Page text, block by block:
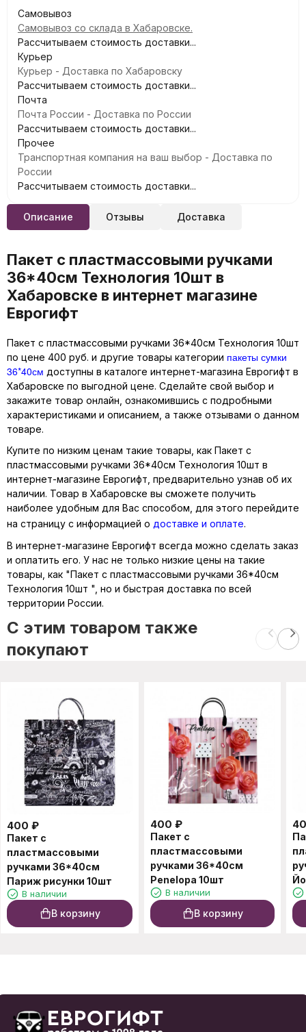
Самовывоз
Самовывоз со склада в Хабаровске.
Рассчитываем стоимость доставки...
Курьер
Курьер - Доставка по Хабаровску
Рассчитываем стоимость доставки...
Почта
Почта России - Доставка по России
Рассчитываем стоимость доставки...
Прочее
Транспортная компания на ваш выбор - Доставка по
России
Рассчитываем стоимость доставки...
Описание Отзывы Доставка
Пакет с пластмассовыми ручками
36*40см Технология 10шт в
Хабаровске в интернет магазине
Еврогифт
Пакет с пластмассовыми ручками 36*40см Технология 10шт
по цене 400 руб. и другие товары категории пакеты сумки
36*40см доступны в каталоге интернет-магазина Еврогифт в
Хабаровске по выгодной цене. Сделайте свой выбор и
закажите товар онлайн, ознакомившись с подробными
характеристиками и описанием, а также отзывами о данном
товаре.
Купите по низким ценам такие товары, как Пакет с
пластмассовыми ручками 36*40см Технология 10шт в
интернет-магазине Еврогифт, предварительно узнав об их
наличии. Товар в Хабаровске вы сможете получить
наиболее удобным для Вас способом, для этого перейдите
на страницу с информацией о доставке и оплате.
В интернет-магазине Еврогифт всегда можно сделать заказ
и оплатить его. У нас не только низкие цены на такие
товары, как "Пакет с пластмассовыми ручками 36*40см
Технология 10шт ", но и быстрая доставка по всей
территории России.
C этим товаром также
покупают
400 ₽
Пакет с
пластмассовыми
ручками 36*40см
Париж рисунки 10шт
В наличии
В корзину
400 ₽
Пакет с
пластмассовыми
ручками 36*40см
Penelopa 10шт
В наличии
В корзину